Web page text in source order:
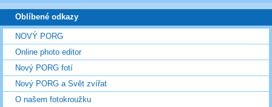
Oblíbené odkazy
NOVÝ PORG
Online photo editor
Nový PORG fotí
Nový PORG a Svět zvířat
O našem fotokroužku